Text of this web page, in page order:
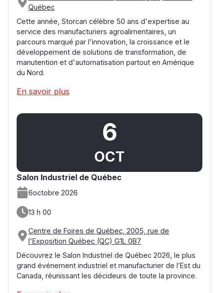
Québec
Cette année, Storcan célèbre 50 ans d'expertise au
service des manufacturiers agroalimentaires, un
parcours marqué par l'innovation, la croissance et le
développement de solutions de transformation, de
manutention et d'automatisation partout en Amérique
du Nord.
En savoir plus
6
OCT
Salon Industriel de Québec
6octobre 2026
13 h 00
Centre de Foires de Québec, 2005, rue de
l'Exposition Québec (QC) G1L 0B7
Découvrez le Salon Industriel de Québec 2026, le plus
grand événement industriel et manufacturier de l’Est du
Canada, réunissant les décideurs de toute la province.